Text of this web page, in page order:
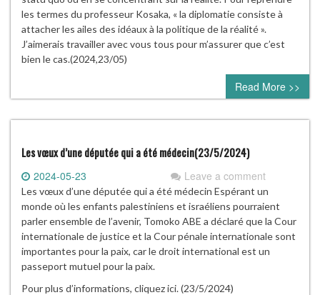
les termes du professeur Kosaka, « la diplomatie consiste à
attacher les ailes des idéaux à la politique de la réalité ».
J’aimerais travailler avec vous tous pour m’assurer que c’est
bien le cas.(2024,23/05)
Read More >>
Les vœux d’une députée qui a été médecin(23/5/2024)
2024-05-23 Leave a comment
Les vœux d’une députée qui a été médecin Espérant un
monde où les enfants palestiniens et israéliens pourraient
parler ensemble de l’avenir, Tomoko ABE a déclaré que la Cour
internationale de justice et la Cour pénale internationale sont
importantes pour la paix, car le droit international est un
passeport mutuel pour la paix.
Pour plus d’informations, cliquez ici. (23/5/2024)